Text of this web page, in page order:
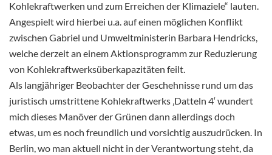
Kohlekraftwerken und zum Erreichen der Klimaziele“ lauten.
Angespielt wird hierbei u.a. auf einen möglichen Konflikt
zwischen Gabriel und Umweltministerin Barbara Hendricks,
welche derzeit an einem Aktionsprogramm zur Reduzierung
von Kohlekraftwerksüberkapazitäten feilt.
Als langjähriger Beobachter der Geschehnisse rund um das
juristisch umstrittene Kohlekraftwerks ‚Datteln 4‘ wundert
mich dieses Manöver der Grünen dann allerdings doch
etwas, um es noch freundlich und vorsichtig auszudrücken. In
Berlin, wo man aktuell nicht in der Verantwortung steht, da